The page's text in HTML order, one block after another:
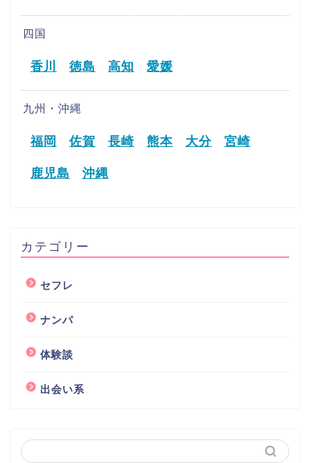
四国
香川 徳島 高知 愛媛
九州・沖縄
福岡 佐賀 長崎 熊本 大分 宮崎
鹿児島 沖縄
カテゴリー
セフレ
ナンパ
体験談
出会い系